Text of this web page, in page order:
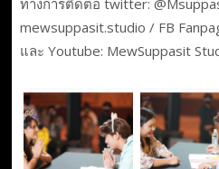
ทางการติดต่อ twitter:
mewsuppasit.studio / FB
และ Youtube: MewSuppasit